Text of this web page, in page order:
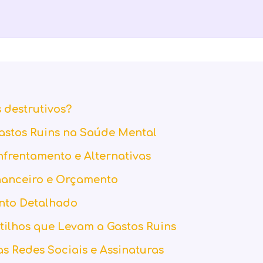
destrutivos?
Ruins na Saúde Mental
e Alternativas
e Orçamento
Detalhado
que Levam a Gastos Ruins
Redes Sociais e Assinaturas